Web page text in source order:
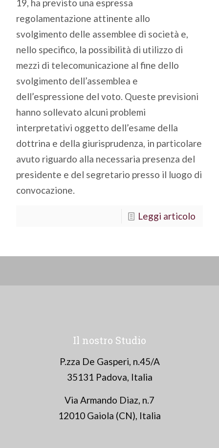
19, ha previsto una espressa
regolamentazione attinente allo
svolgimento delle assemblee di società e,
nello specifico, la possibilità di utilizzo di
mezzi di telecomunicazione al fine dello
svolgimento dell’assemblea e
dell’espressione del voto. Queste previsioni
hanno sollevato alcuni problemi
interpretativi oggetto dell’esame della
dottrina e della giurisprudenza, in particolare
avuto riguardo alla necessaria presenza del
presidente e del segretario presso il luogo di
convocazione.
Leggi articolo
Il nostro Studio
P.zza De Gasperi, n.45/A
35131 Padova, Italia
Via Armando Diaz, n.7
12010 Gaiola (CN), Italia